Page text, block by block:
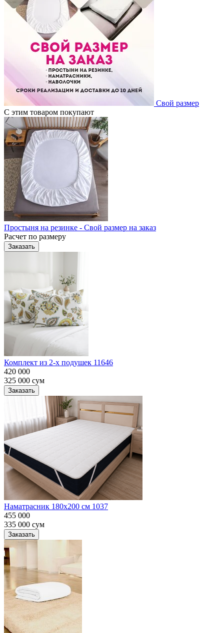
Свой размер
С этим товаром покупают
Простыня на резинке - Свой размер на заказ
Расчет по размеру
Заказать
Комплект из 2-х подушек 11646
420 000
325 000 сум
Заказать
Наматрасник 180х200 см 1037
455 000
335 000 сум
Заказать